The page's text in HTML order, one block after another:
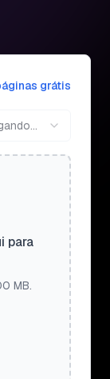
grátis
para
MB.